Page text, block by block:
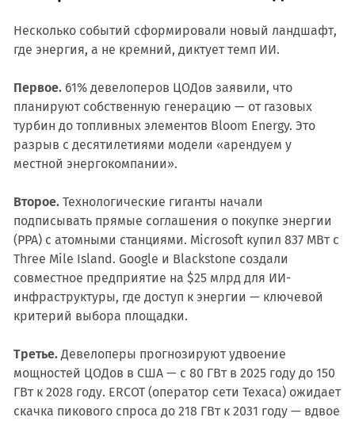
Несколько событий сформировали новый ландшафт,
где энергия, а не кремний, диктует темп ИИ.
Первое.61% девелоперов ЦОДов заявили, что
планируют собственную генерацию — от газовых
турбин до топливных элементов Bloom Energy. Это
разрыв с десятилетиями модели «арендуем у
местной энергокомпании».
Второе.Технологические гиганты начали
подписывать прямые соглашения о покупке энергии
(PPA) с атомными станциями. Microsoft купил 837 МВт с
Three Mile Island. Google и Blackstone создали
совместное предприятие на $25 млрд для ИИ-
инфраструктуры, где доступ к энергии — ключевой
критерий выбора площадки.
Третье.Девелоперы прогнозируют удвоение
мощностей ЦОДов в США — с 80 ГВт в 2025 году до 150
ГВт к 2028 году. ERCOT (оператор сети Техаса) ожидает
скачка пикового спроса до 218 ГВт к 2031 году — вдвое